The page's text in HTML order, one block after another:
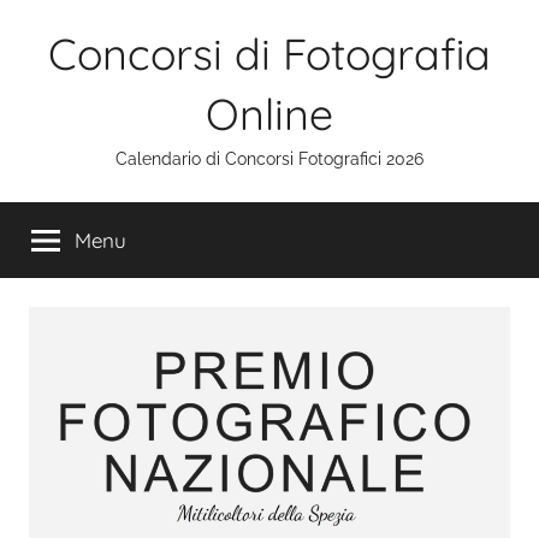
Concorsi di Fotografia
Online
Calendario di Concorsi Fotografici 2026
Menu